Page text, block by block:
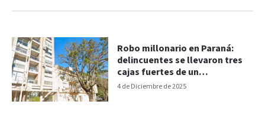
4 de Diciembre de 2025
Robo millonario en Paraná:
delincuentes se llevaron tres
cajas fuertes de un
departamento de zona Parque